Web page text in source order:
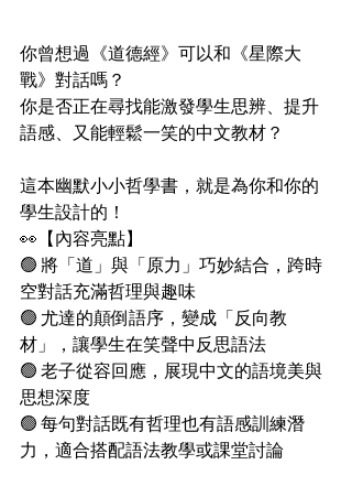
你曾想過《道德經》可以和《星際大
戰》對話嗎？
你是否正在尋找能激發學生思辨、提升
語感、又能輕鬆一笑的中文教材？
這本幽默小小哲學書，就是為你和你的
學生設計的！
👀【內容亮點】
🟢 將「道」與「原力」巧妙結合，跨時
空對話充滿哲理與趣味
🟢 尤達的顛倒語序，變成「反向教
材」，讓學生在笑聲中反思語法
🟢 老子從容回應，展現中文的語境美與
思想深度
🟢 每句對話既有哲理也有語感訓練潛
力，適合搭配語法教學或課堂討論